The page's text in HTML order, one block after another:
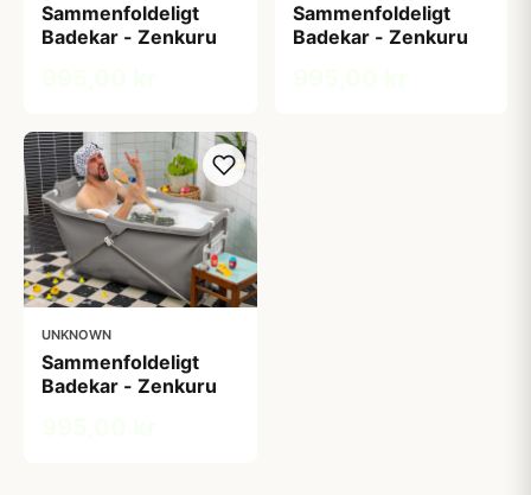
Sammenfoldeligt
Badekar - Zenkuru
Sammenfoldeligt
Badekar - Zenkuru
UNKNOWN
Sammenfoldeligt
Badekar - Zenkuru